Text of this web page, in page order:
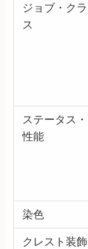
ジョブ・クラ
ス
ステータス・
性能
染色
クレスト装飾